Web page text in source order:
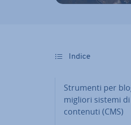
Indice
Strumenti per
migliori sistemi
contenuti (CMS)